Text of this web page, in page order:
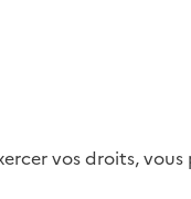
vos droits,